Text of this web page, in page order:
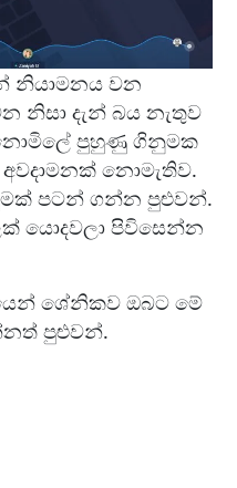
නියාමනය වන
නිසා දැන් බය නැතුව
පුහුණු ගිනුමක
නොමැතිව.
පටන් ගන්න පුළුවන්.
යොදවලා පිවිසෙන්න
ශේනිකව ඔබට මේ
පුළුවන්.